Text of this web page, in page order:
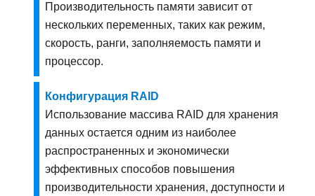
Производительность памяти зависит от
нескольких переменных, таких как режим,
скорость, ранги, заполняемость памяти и
процессор.
Конфигурация RAID
Использование массива RAID для хранения
данных остается одним из наиболее
распространенных и экономически
эффективных способов повышения
производительности хранения, доступности и